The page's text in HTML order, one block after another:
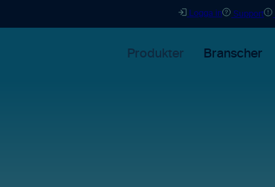
Logga in Support
Produkter Branscher